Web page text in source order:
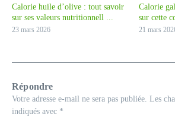
Calorie huile d’olive : tout savoir
sur ses valeurs nutritionnell ...
23 mars 2026
Calorie
sur cette
21 mars
Répondre
Votre adresse e-mail ne sera pas publiée. Les
indiqués avec *